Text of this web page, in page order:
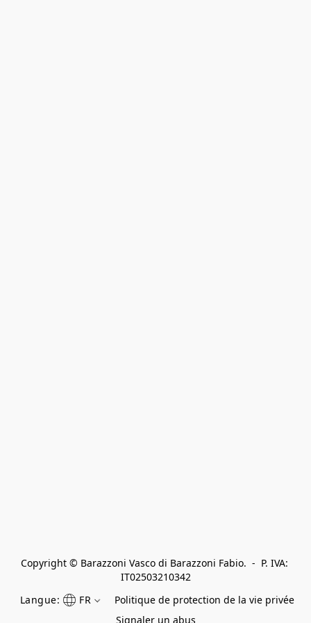
Copyright © Barazzoni Vasco di Barazzoni Fabio.  -  P. IVA:
IT02503210342
Langue:
FR
Politique de protection de la vie privée
Signaler un abus